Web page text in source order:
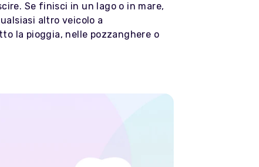
Se finisci in un lago o in mare,
altro veicolo a
la pioggia, nelle pozzanghere o